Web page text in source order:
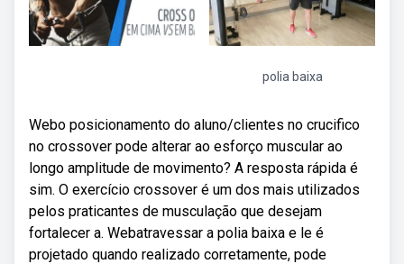
polia baixa
Webo posicionamento do aluno/clientes no crucifico
no crossover pode alterar ao esforço muscular ao
longo amplitude de movimento? A resposta rápida é
sim. O exercício crossover é um dos mais utilizados
pelos praticantes de musculação que desejam
fortalecer a. Webatravessar a polia baixa e le é
projetado quando realizado corretamente, pode